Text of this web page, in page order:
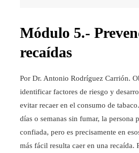
Módulo 5.-
recaídas
Por Dr. Antonio Rodríguez Carrión.
identificar factores de riesgo y
evitar recaer en el consumo de
días o semanas sin fumar, la persona
confiada, pero es precisamente en
más fácil resulta caer en una recaída.